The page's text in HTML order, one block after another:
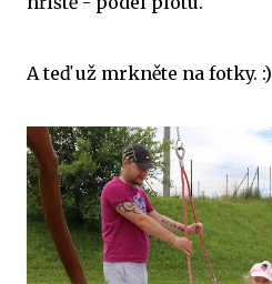
A teď už mrkněte na fotky. :)